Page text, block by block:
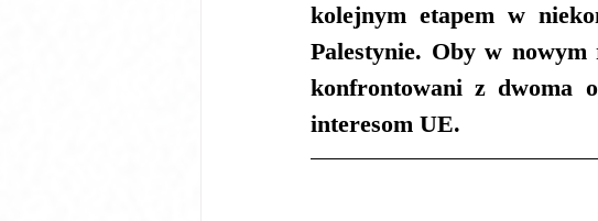
kolejnym etapem w
Palestynie. Oby w
konfrontowani z dwoma
interesom UE.